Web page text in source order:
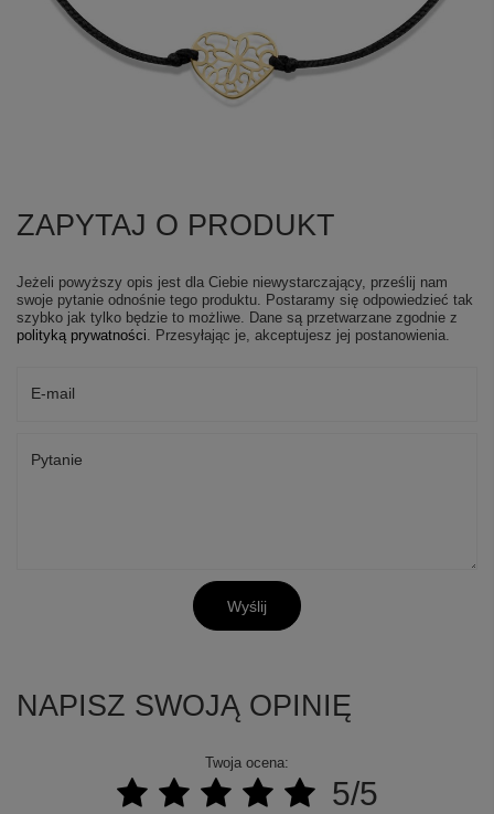
ZAPYTAJ O PRODUKT
Jeżeli powyższy opis jest dla Ciebie niewystarczający, prześlij nam
swoje pytanie odnośnie tego produktu. Postaramy się odpowiedzieć tak
szybko jak tylko będzie to możliwe. Dane są przetwarzane zgodnie z
polityką prywatności. Przesyłając je, akceptujesz jej postanowienia.
E-mail
Pytanie
Wyślij
NAPISZ SWOJĄ OPINIĘ
Twoja ocena:
5/5